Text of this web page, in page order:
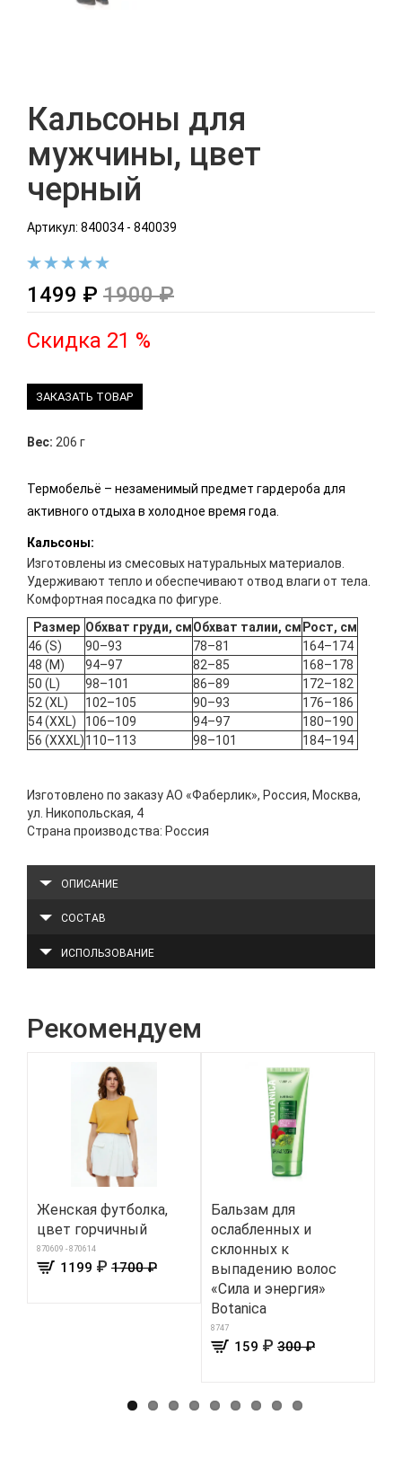
Кальсоны для
мужчины, цвет
черный
Артикул: 840034 - 840039
1499 ₽ 1900 ₽
Скидка 21 %
ЗАКАЗАТЬ ТОВАР
Вес: 206 г
Термобельё – незаменимый предмет гардероба для
активного отдыха в холодное время года.
Кальсоны:
Изготовлены из смесовых натуральных материалов.
Удерживают тепло и обеспечивают отвод влаги от тела.
Комфортная посадка по фигуре.
Размер Обхват груди, смОбхват талии, см Рост, см
46 (S)
90–93 78–81
164–174
48 (M)
94–97 82–85
168–178
50 (L)
98–101 86–89
172–182
52 (XL)
102–105 90–93
176–186
54 (XXL)
106–109 94–97
180–190
56 (XXXL)110–113 98–101 184–194
Изготовлено по заказу АО «Фаберлик», Россия, Москва,
ул. Никопольская, 4
Страна производства: Россия
ОПИСАНИЕ
СОСТАВ
ИСПОЛЬЗОВАНИЕ
Рекомендуем
Женская футболка,
цвет горчичный
870609 - 870614
1199 ₽ 1700 ₽
Бальзам для
ослабленных и
склонных к
выпадению волос
«Сила и энергия»
Botanica
8747
159 ₽ 300 ₽